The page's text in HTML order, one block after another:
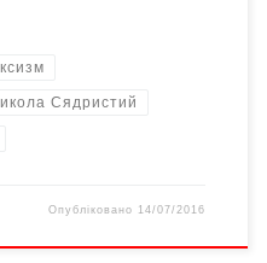
Сядристий
Опубліковано 14/07/2016